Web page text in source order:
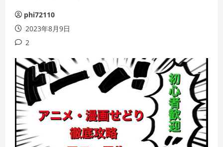
phi72110
2023年8月9日
2